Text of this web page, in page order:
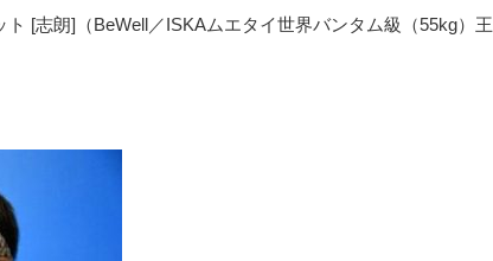
[志朗]（BeWell／ISKAムエタイ世界バンタム級（55kg）王